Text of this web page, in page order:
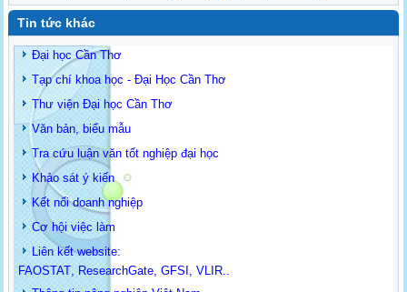
Tin tức khác
Đại học Cần Thơ
Tạp chí khoa học - Đại Học Cần Thơ
Thư viện Đại học Cần Thơ
Văn bản, biểu mẫu
Tra cứu luận văn tốt nghiệp đại học
Khảo sát ý kiến
Kết nối doanh nghiệp
Cơ hội việc làm
Liên kết website:
FAOSTAT
ResearchGate ,GFSI ,VLIR